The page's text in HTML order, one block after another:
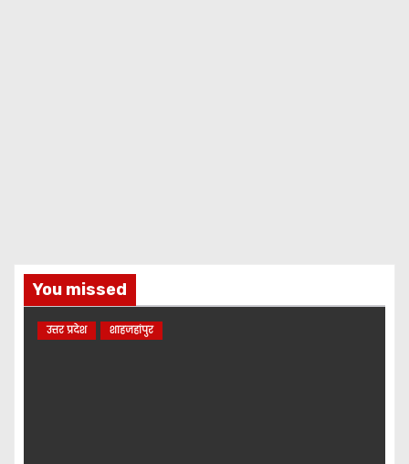
You missed
उत्तर प्रदेश शाहजहांपुर